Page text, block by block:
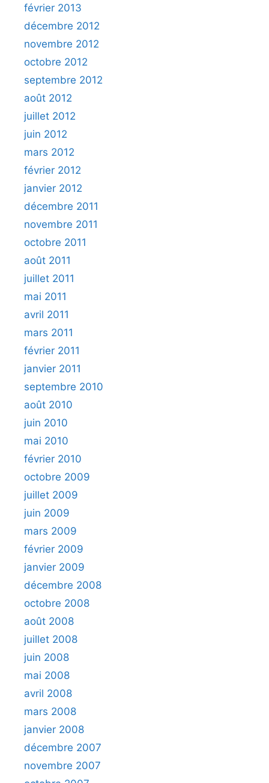
février 2013
décembre 2012
novembre 2012
octobre 2012
septembre 2012
août 2012
juillet 2012
juin 2012
mars 2012
février 2012
janvier 2012
décembre 2011
novembre 2011
octobre 2011
août 2011
juillet 2011
mai 2011
avril 2011
mars 2011
février 2011
janvier 2011
septembre 2010
août 2010
juin 2010
mai 2010
février 2010
octobre 2009
juillet 2009
juin 2009
mars 2009
février 2009
janvier 2009
décembre 2008
octobre 2008
août 2008
juillet 2008
juin 2008
mai 2008
avril 2008
mars 2008
janvier 2008
décembre 2007
novembre 2007